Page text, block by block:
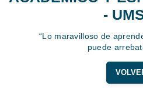
-
“Lo maravilloso de
puede